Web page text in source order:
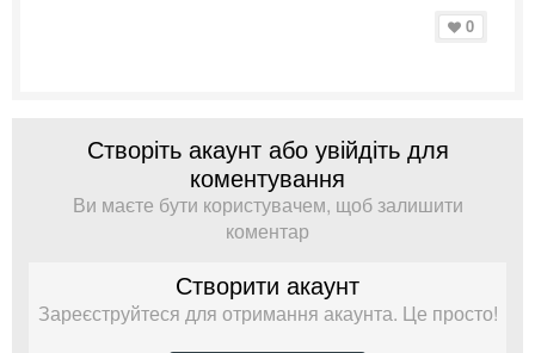
0
Створіть акаунт або увійдіть для
коментування
Ви маєте бути користувачем, щоб залишити
коментар
Створити акаунт
Зареєструйтеся для отримання акаунта. Це просто!